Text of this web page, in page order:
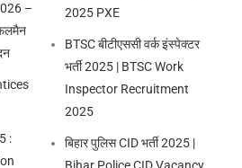
–
:
2025 PXE
BTSC बीटीएससी वर्क इंस्पेक्टर
भर्ती 2025 | BTSC Work
Inspector Recruitment
2025
बिहार पुलिस CID भर्ती 2025 |